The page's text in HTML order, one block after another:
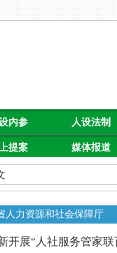
内参 人设法制
提案 媒体报道
人力资源和社会保障厅
展“人社服务管家联